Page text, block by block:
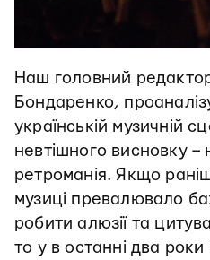
Наш головний
Бондаренко,
українській музичній
невтішного висновку –
ретроманія. Якщо
музиці превалювало
робити алюзії та
то у в останні два роки